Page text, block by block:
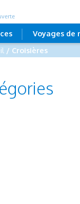
Voyages de
/ Croisières